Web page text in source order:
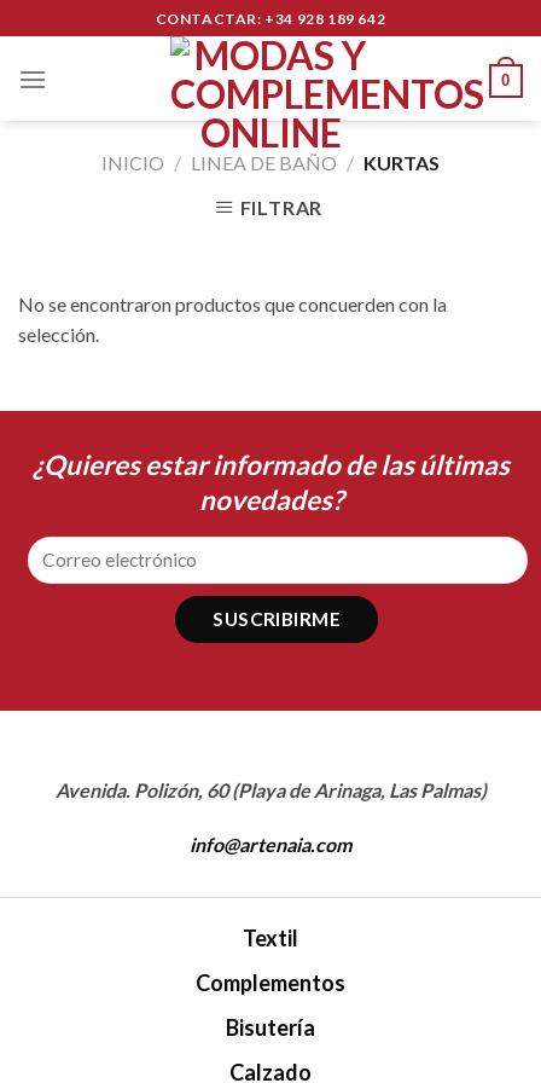
content
CONTACTAR: +34 928 189 642
0
INICIO / LINEA DE BAÑO / KURTAS
FILTRAR
No se encontraron productos que concuerden con la
selección.
¿Quieres estar informado de las últimas
novedades?
Avenida. Polizón, 60 (Playa de Arinaga, Las Palmas)
info@artenaia.com
Textil
Complementos
Bisutería
Calzado